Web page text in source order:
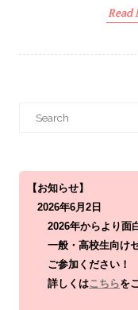
Read
f
【お知らせ】
2026年6月2日
2026年からより面
一般・高校生向け
ご参加ください！
詳しくはこちらを